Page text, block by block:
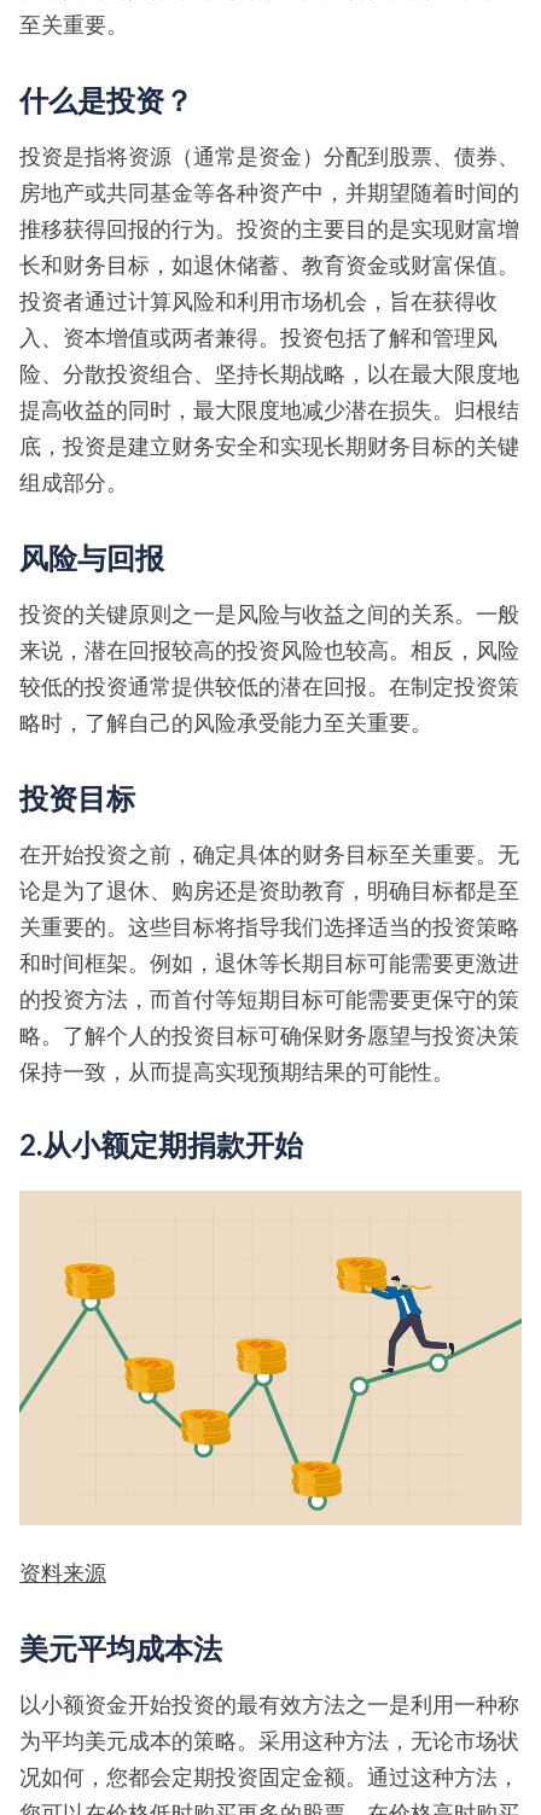
至关重要。
什么是投资？
投资是指将资源（通常是资金）分配到股票、债券、
房地产或共同基金等各种资产中，并期望随着时间的
推移获得回报的行为。投资的主要目的是实现财富增
长和财务目标，如退休储蓄、教育资金或财富保值。
投资者通过计算风险和利用市场机会，旨在获得收
入、资本增值或两者兼得。投资包括了解和管理风
险、分散投资组合、坚持长期战略，以在最大限度地
提高收益的同时，最大限度地减少潜在损失。归根结
底，投资是建立财务安全和实现长期财务目标的关键
组成部分。
风险与回报
投资的关键原则之一是风险与收益之间的关系。一般
来说，潜在回报较高的投资风险也较高。相反，风险
较低的投资通常提供较低的潜在回报。在制定投资策
略时，了解自己的风险承受能力至关重要。
投资目标
在开始投资之前，确定具体的财务目标至关重要。无
论是为了退休、购房还是资助教育，明确目标都是至
关重要的。这些目标将指导我们选择适当的投资策略
和时间框架。例如，退休等长期目标可能需要更激进
的投资方法，而首付等短期目标可能需要更保守的策
略。了解个人的投资目标可确保财务愿望与投资决策
保持一致，从而提高实现预期结果的可能性。
2.从小额定期捐款开始
资料来源
美元平均成本法
以小额资金开始投资的最有效方法之一是利用一种称
为平均美元成本的策略。采用这种方法，无论市场状
况如何，您都会定期投资固定金额。通过这种方法，